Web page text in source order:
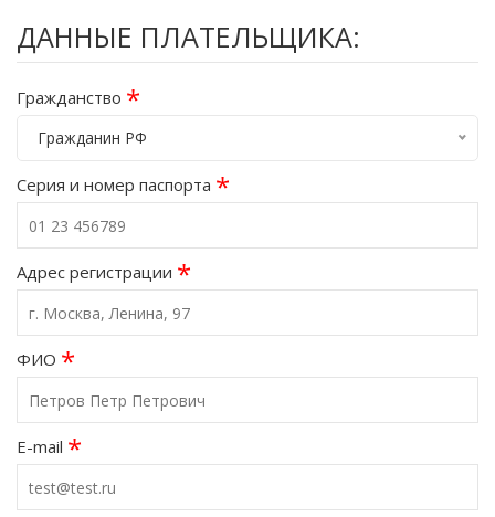
ДАННЫЕ ПЛАТЕЛЬЩИКА:
Гражданство *
Гражданин РФ
Серия и номер паспорта *
Адрес регистрации *
ФИО *
E-mail *